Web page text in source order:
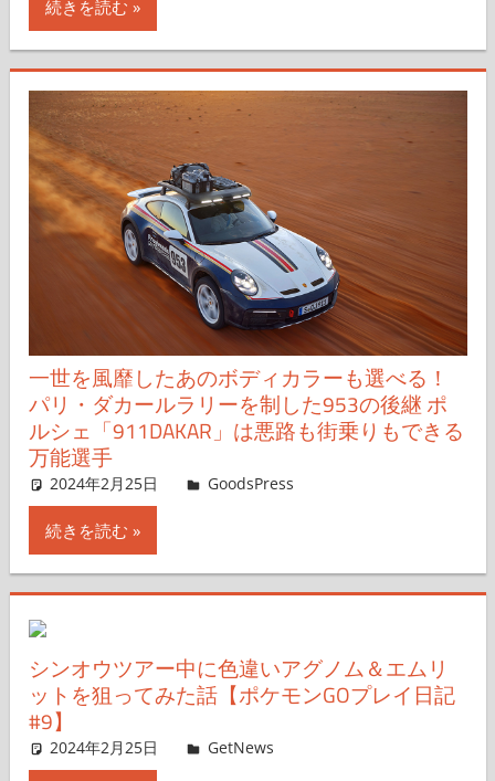
続きを読む
一世を風靡したあのボディカラーも選べる！
パリ・ダカールラリーを制した953の後継 ポ
ルシェ「911DAKAR」は悪路も街乗りもできる
万能選手
2024年2月25日 ＆GP
GoodsPress
続きを読む
シンオウツアー中に色違いアグノム＆エムリ
ットを狙ってみた話【ポケモンGOプレイ日記
#9】
2024年2月25日 GetNews